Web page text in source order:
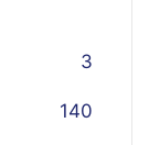
3
140